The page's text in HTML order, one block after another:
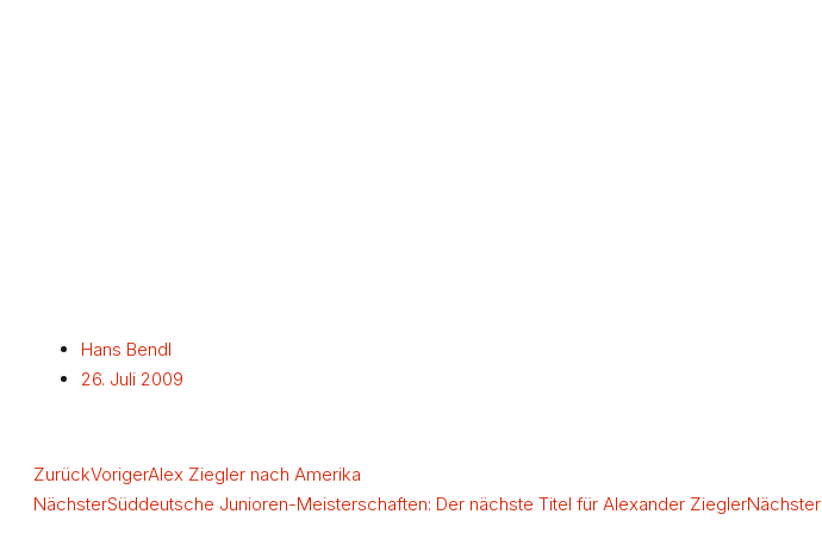
Hans Bendl
26. Juli 2009
ZurückVorigerAlex Ziegler nach Amerika
NächsterSüddeutsche Junioren-Meisterschaften: Der nächste Titel für Alexander ZieglerNächster